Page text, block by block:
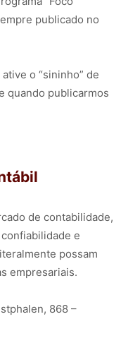
publicado no
o “sininho” de
quando publicarmos
de contabilidade,
e
possam
empresariais.
868 –